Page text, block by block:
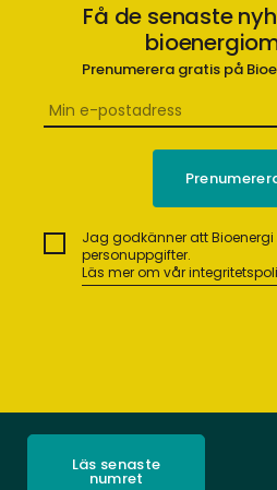
Få de senaste
Prenumerera gratis på
Jag godkänner att
personuppgifter.
Läs mer om vår
Läs senaste
numret